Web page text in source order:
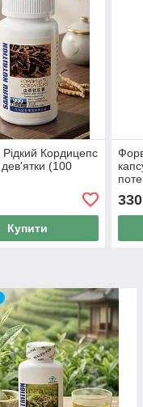
Рідкий Кордицепс
(100
Купити
330